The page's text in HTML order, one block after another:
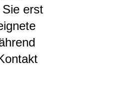
erst